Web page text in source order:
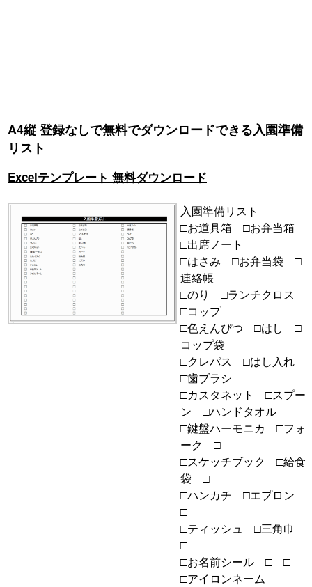
A4縦 登録なしで無料でダウンロードできる入園準備
リスト
Excelテンプレート 無料ダウンロード
入園準備リスト
□お道具箱 □お弁当箱
□出席ノート
□はさみ □お弁当袋 □
連絡帳
□のり □ランチクロス
□コップ
□色えんぴつ □はし □
コップ袋
□クレパス □はし入れ
□歯ブラシ
□カスタネット □スプー
ン □ハンドタオル
□鍵盤ハーモニカ □フォ
ーク □
□スケッチブック □給食
袋 □
□ハンカチ □エプロン
□
□ティッシュ □三角巾
□
□お名前シール □ □
□アイロンネーム